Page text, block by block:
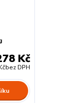
Kč
bez DPH